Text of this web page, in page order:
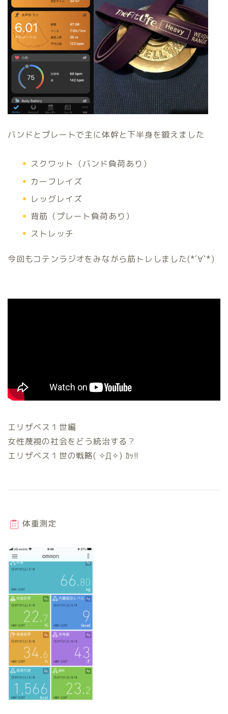
バンドとプレートで主に体幹と下半身を鍛えました
スクワット（バンド負荷あり）
カーフレイズ
レッグレイズ
背筋（プレート負荷あり）
ストレッチ
今回もコテンラジオをみながら筋トレしました(*´∀`*)
エリザベス１世編
女性蔑視の社会をどう統治する？
エリザベス１世の戦略( ✧Д✧) ｶｯ!!
体重測定